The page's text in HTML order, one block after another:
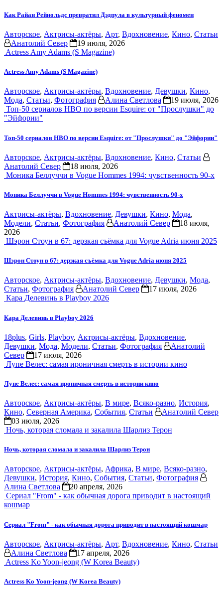
Как Райан Рейнольдс превратил Дэдпула в культурный феномен
Авторское, Актрисы-актёры, Арт, Вдохновение, Кино, Статьи
Анатолий Север
19 июля, 2026
Actress Amy Adams (S Magazine)
Actress Amy Adams (S Magazine)
Авторское, Актрисы-актёры, Вдохновение, Девушки, Кино,
Мода, Статьи, Фотография Алина Светлова
19 июля, 2026
Топ-50 сериалов HBO по версии Esquire: от "Прослушки" до
"Эйфории"
Топ-50 сериалов HBO по версии Esquire: от "Прослушки" до "Эйфории"
Авторское, Актрисы-актёры, Вдохновение, Кино, Статьи
Анатолий Север
18 июля, 2026
Моника Беллуччи в Vogue Hommes 1994: чувственность 90-х
Моника Беллуччи в Vogue Hommes 1994: чувственность 90-х
Актрисы-актёры, Вдохновение, Девушки, Кино, Мода,
Модели, Статьи, Фотография Анатолий Север
18 июля,
2026
Шэрон Стоун в 67: дерзкая съёмка для Vogue Adria июня 2025
Шэрон Стоун в 67: дерзкая съёмка для Vogue Adria июня 2025
Авторское, Актрисы-актёры, Вдохновение, Девушки, Мода,
Статьи, Фотография Анатолий Север
17 июля, 2026
Кара Делевинь в Playboy 2026
Кара Делевинь в Playboy 2026
18plus, Girls, Playboy, Актрисы-актёры, Вдохновение,
Девушки, Мода, Модели, Статьи, Фотография
Анатолий
Север
17 июля, 2026
Лупе Велес: самая ироничная смерть в истории кино
Лупе Велес: самая ироничная смерть в истории кино
Авторское, Актрисы-актёры, В мире, Всяко-разно, История,
Кино, Северная Америка, События, Статьи
Анатолий Север
03 июля, 2026
Ночь, которая сломала и закалила Шарлиз Терон
Ночь, которая сломала и закалила Шарлиз Терон
Авторское, Актрисы-актёры, Африка, В мире, Всяко-разно,
Девушки, История, Кино, События, Статьи, Фотография
Алина Светлова
20 апреля, 2026
Сериал "From" - как обычная дорога приводит в настоящий
кошмар
Сериал "From" - как обычная дорога приводит в настоящий кошмар
Авторское, Актрисы-актёры, Арт, Вдохновение, Кино, Статьи
Алина Светлова
17 апреля, 2026
Actress Ko Yoon-jeong (W Korea Beauty)
Actress Ko Yoon-jeong (W Korea Beauty)